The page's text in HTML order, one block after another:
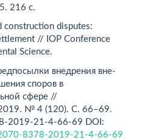
216 с.
construction disputes:
// IOP Conference
Science.
внедрения вне­
споров в
сфере //
2019. № 4 (120). С. 66–69.
2019-21-4-66-69 DOI:
8378-2019-21-4-66-69